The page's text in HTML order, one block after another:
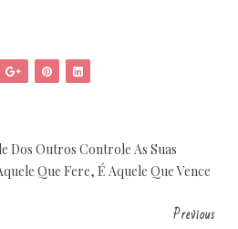
Dos Outros Controle As Suas
Que Fere, É Aquele Que Vence
Previous